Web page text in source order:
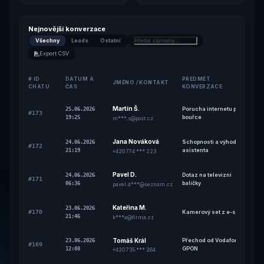
Nejnovější konverzace
Všechny Leads
Ostatní
Export CSV
# ID
CHATU
DATUM A
ČAS
JMÉNO / KONTAKT
PŘEDMĚT
KONVERZACE
#173
25.06.2026
19:25
Martin Š.
m***.s@post.cz
Porucha internetu po
bouřce
#172
24.06.2026
21:19
Jana Nováková
+420 774 *** 223
Schopnosti a výhody AI
asistenta
#171
24.06.2026
06:36
Pavel D.
pavel.d***@seznam.cz
Dotaz na televizní
balíčky
#170
23.06.2026
21:46
Kateřina M.
k***a@firma.cz
Kamerový set z e-shopu
#169
23.06.2026
12:08
Tomáš Král
+420 735 *** 264
Přechod od Vodafone –
GPON